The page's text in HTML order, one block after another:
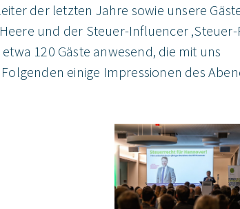
der letzten Jahre sowie unsere
und der Steuer-Influencer ‚Steuer-
120 Gäste anwesend, die mit uns
einige Impressionen des